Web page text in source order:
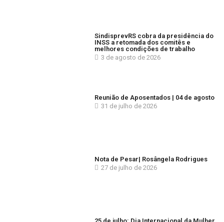
SindisprevRS cobra da presidência do
INSS a retomada dos comitês e
melhores condições de trabalho
3 de agosto de 2026
Reunião de Aposentados | 04 de agosto
31 de julho de 2026
Nota de Pesar| Rosângela Rodrigues
27 de julho de 2026